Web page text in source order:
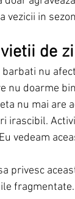
vezicii in
de
nu
nu doarme
nu mai are
irascibil.
vedeam
privesc